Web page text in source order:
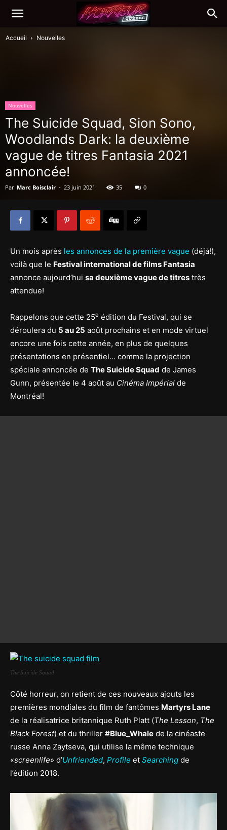
Accueil Nouvelles
Nouvelles
The Suicide Squad, Sion Sono,
Woodlands Dark: la deuxième
vague de titres Fantasia 2021
annoncée!
Par Marc Boisclair - 23 juin 2021 35 0
Un mois après les annonces de la première vague (déjà!),
voilà que le Festival international de films Fantasia
annonce aujourd’hui sa deuxième vague de titres très
attendue!
Rappelons que cette 25e édition du Festival, qui se
déroulera du 5 au 25 août prochains et en mode virtuel
encore une fois cette année, en plus de quelques
présentations en présentiel… comme la projection
spéciale annoncée de The Suicide Squad de James
Gunn, présentée le 4 août au Cinéma Impérial de
Montréal!
The Suicide Squad
Côté horreur, on retient de ces nouveaux ajouts les
premières mondiales du film de fantômes Martyrs Lane
de la réalisatrice britannique Ruth Platt (The Lesson, The
Black Forest) et du thriller #Blue_Whale de la cinéaste
russe Anna Zaytseva, qui utilise la même technique
«screenlife» d’Unfriended, Profile et Searching de
l’édition 2018.